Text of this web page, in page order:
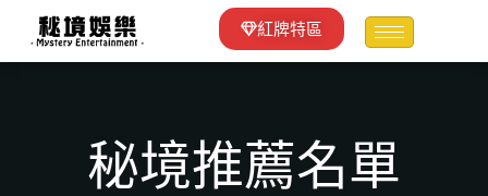
紅牌特區
秘境推薦名單